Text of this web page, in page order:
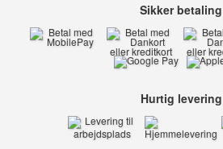
Sikker betaling
Hurtig levering